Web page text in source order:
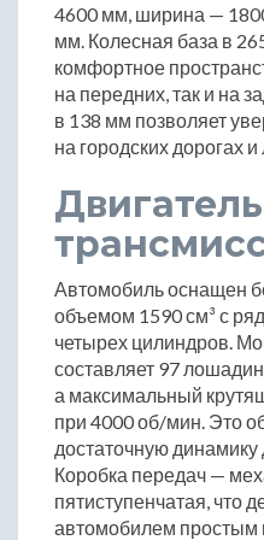
4600 мм, ширина —
мм. Колесная база в
комфортное
на передних, так и на
в 138 мм позволяет
на городских дорогах
Автомобиль оснащен
объемом 1590 см³ с
четырех цилиндров.
составляет 97
а максимальный
при 4000 об/мин. Это
достаточную динамику
Коробка передач —
пятиступенчатая, что
автомобилем простым